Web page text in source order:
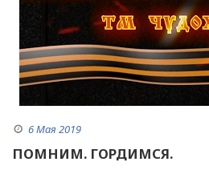
6 Мая 2019
ПОМНИМ. ГОРДИМСЯ.